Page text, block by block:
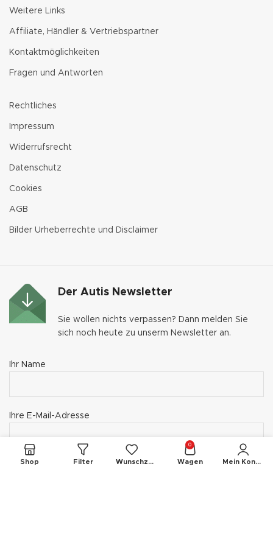
Weitere Links
Affiliate, Händler & Vertriebspartner
Kontaktmöglichkeiten
Fragen und Antworten
Rechtliches
Impressum
Widerrufsrecht
Datenschutz
Cookies
AGB
Bilder Urheberrechte und Disclaimer
Der Autis Newsletter
Sie wollen nichts verpassen? Dann melden Sie
sich noch heute zu unserm Newsletter an.
Ihr Name
Ihre E-Mail-Adresse
Shop Filter Wunschzettel
0
Wagen Mein Konto